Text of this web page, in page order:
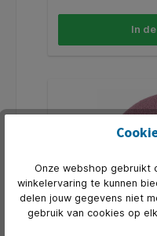
In
Onze webshop gebruikt
winkelervaring te kunnen
delen jouw gegevens niet
gebruik van cookies op